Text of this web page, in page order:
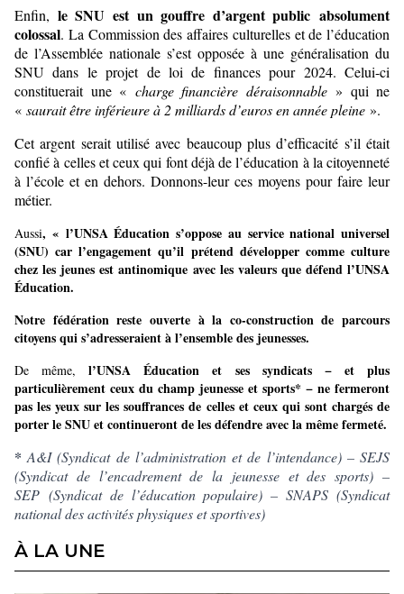
Enfin, le SNU est un gouffre d’argent public absolument
colossal. La Commission des affaires culturelles et de l’éducation
de l’Assemblée nationale s’est opposée à une généralisation du
SNU dans le projet de loi de finances pour 2024. Celui-ci
constituerait une « charge financière déraisonnable » qui ne
« saurait être inférieure à 2 milliards d’euros en année pleine ».
Cet argent serait utilisé avec beaucoup plus d’efficacité s’il était
confié à celles et ceux qui font déjà de l’éducation à la citoyenneté
à l’école et en dehors. Donnons-leur ces moyens pour faire leur
métier.
Aussi, « l’UNSA Éducation s’oppose au service national universel
(SNU) car l’engagement qu’il prétend développer comme culture
chez les jeunes est antinomique avec les valeurs que défend l’UNSA
Éducation.
Notre fédération reste ouverte à la co-construction de parcours
citoyens qui s’adresseraient à l’ensemble des jeunesses.
De même,l’UNSA Éducation et ses syndicats −et plus
particulièrement ceux du champ jeunesse et sports* − ne fermeront
pas les yeux sur les souffrances de celles et ceux qui sont chargés de
porter le SNU et continueront de les défendre avec la même fermeté.
* A&I (Syndicat de l’administration et de l’intendance) – SEJS
(Syndicat de l’encadrement de la jeunesse et des sports) –
SEP (Syndicat de l’éducation populaire) – SNAPS (Syndicat
national des activités physiques et sportives)
À LA UNE